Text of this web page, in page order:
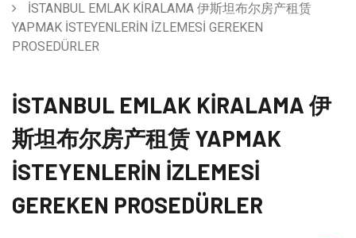
İSTANBUL EMLAK KİRALAMA 伊斯坦布尔房产租赁
YAPMAK İSTEYENLERİN İZLEMESİ GEREKEN
PROSEDÜRLER
İSTANBUL EMLAK KİRALAMA 伊
斯坦布尔房产租赁 YAPMAK
İSTEYENLERİN İZLEMESİ
GEREKEN PROSEDÜRLER